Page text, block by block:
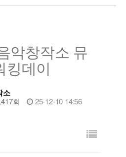
악창작소 뮤
킹데이
소
회 25-12-10 14:56